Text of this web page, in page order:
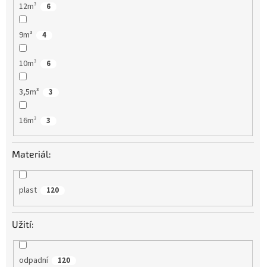
12m³ 6
9m³ 4
10m³ 6
3,5m³ 3
16m³ 3
Materiál:
plast 120
Užití:
odpadní 120